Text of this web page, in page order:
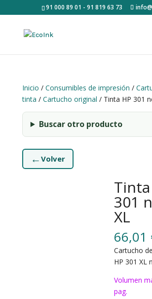
91 000 89 01 - 91 819 63 73
Inicio / Consumibles de impresión /
tinta / Cartucho original / Tinta HP 301
Buscar otro producto
← Volver
301
XL
66,01
Cartucho
HP 301 XL
Volumen
pag.